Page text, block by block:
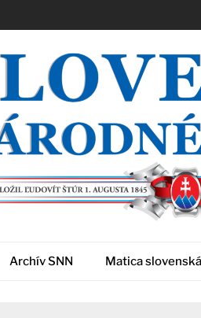
Archív SNN Matica slovenská